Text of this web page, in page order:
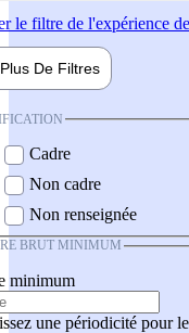
le filtre de l'expérience
Plus De Filtres
Cadre
Non cadre
Non renseignée
BRUT MINIMUM
minimum
une périodicité pour